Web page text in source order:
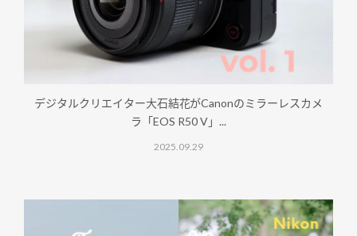
デジタルクリエイター大石結花がCanonのミラーレスカメ
ラ「EOS R50 V」...
2025.09.29